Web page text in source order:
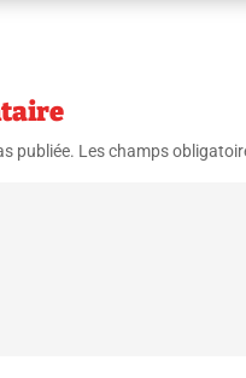
publiée. Les champs